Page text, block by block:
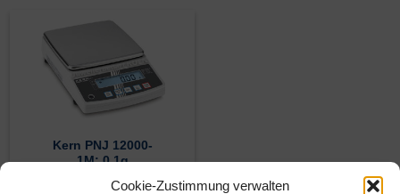
Cookie-Zustimmung verwalten
Kern PNJ 12000-
1M; 0.1g
950,00